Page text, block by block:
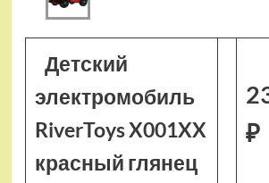
Детский
электромобиль
RiverToys X001XX
красный глянец
₽